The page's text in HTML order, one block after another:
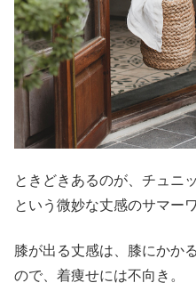
ときどきあるのが、チュニ
という微妙な丈感のサマー
膝が出る丈感は、膝にかか
ので、着痩せには不向き。